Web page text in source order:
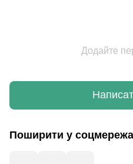
Додайте
Поширити у